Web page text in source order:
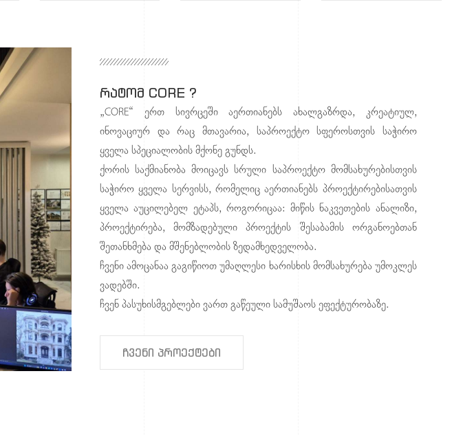
რატომ CORE ?
„CORE“ ერთ სივრცეში აერთიანებს ახალგაზრდა, კრეატიულ,
ინოვაციურ და რაც მთავარია, საპროექტო სფეროსთვის საჭირო
ყველა სპეციალობის მქონე გუნდს.
ქორის საქმიანობა მოიცავს სრული საპროექტო მომსახურებისთვის
საჭირო ყველა სერვისს, რომელიც აერთიანებს პროექტირებისათვის
ყველა აუცილებელ ეტაპს, როგორიცაა: მიწის ნაკვეთების ანალიზი,
პროექტირება, მომზადებული პროექტის შესაბამის ორგანოებთან
შეთანხმება და მშენებლობის ზედამხედველობა.
ჩვენი ამოცანაა გაგიწიოთ უმაღლესი ხარისხის მომსახურება უმოკლეს
ვადებში.
ჩვენ პასუხისმგებლები ვართ გაწეული სამუშაოს ეფექტურობაზე.
ჩვენი პროექტები